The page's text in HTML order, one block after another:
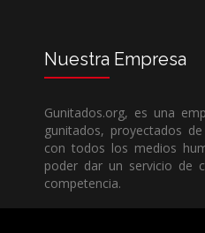
Nuestra Empresa
Gunitados.org, es una
gunitados, proyectados
con todos los medios
poder dar un servicio de
competencia.